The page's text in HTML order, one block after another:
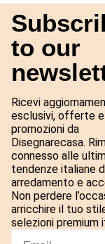
to our
Ricevi
esclusivi, offerte e
promozioni da
Disegnarecasa.
connesso alle
tendenze italiane
arredamento e
Non perdere
arricchire il tuo
selezioni premium